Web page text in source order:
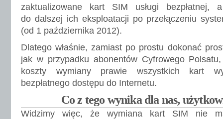
zaktualizowane kart SIM usługi bezpłatnej,
do dalszej ich eksploatacji po przełączeniu
(od 1 października 2012).
Dlatego właśnie, zamiast po prostu dokonać
jak w przypadku abonentów Cyfrowego
koszty wymiany prawie wszystkich kart
bezpłatnego dostępu do Internetu.
Co z tego wynika dla nas,
Widzimy więc, że wymiana kart SIM nie